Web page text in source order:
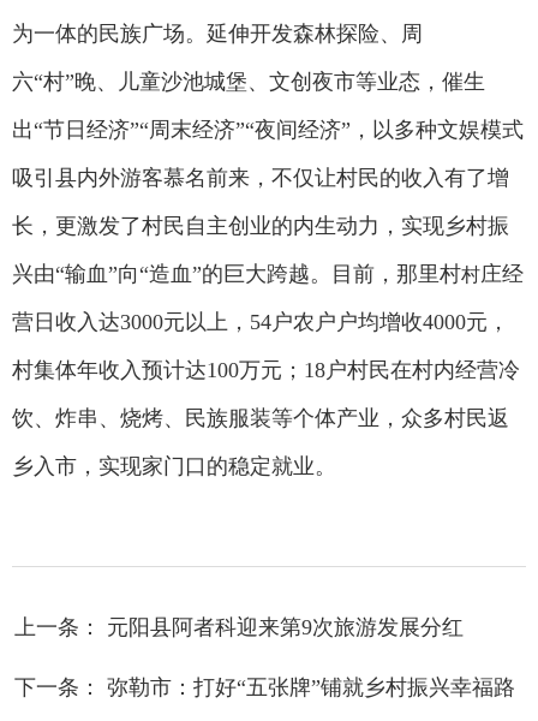
为一体的民族广场。延伸开发森林探险、周
六“村”晚、儿童沙池城堡、文创夜市等业态，催生
出“节日经济”“周末经济”“夜间经济”，以多种文娱模式
吸引县内外游客慕名前来，不仅让村民的收入有了增
长，更激发了村民自主创业的内生动力，实现乡村振
兴由“输血”向“造血”的巨大跨越。目前，那里村村庄经
营日收入达3000元以上，54户农户户均增收4000元，
村集体年收入预计达100万元；18户村民在村内经营冷
饮、炸串、烧烤、民族服装等个体产业，众多村民返
乡入市，实现家门口的稳定就业。
上一条： 元阳县阿者科迎来第9次旅游发展分红
下一条： 弥勒市：打好“五张牌”铺就乡村振兴幸福路